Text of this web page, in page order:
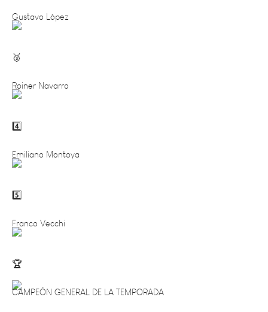
Roiner Navarro
Emiliano Montoya
Franco Vecchi
CAMPEÓN GENERAL DE LA TEMPORADA